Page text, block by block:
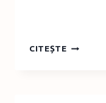
CITEȘTESALATĂ